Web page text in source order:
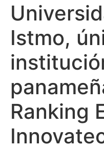
Istmo,
Ranking